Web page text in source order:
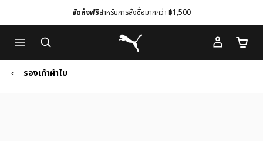
to
Main
content
to
Footer
Content
จัดส่งฟรีสำหรับการสั่งซื้อมากกว่า ฿1,500
Puma โฮม
จำนว
รองเท้าผ้าใบ